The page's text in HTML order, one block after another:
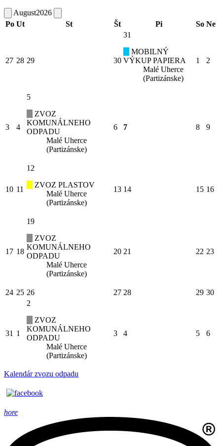
August2026
Po Ut St Št Pi So Ne
27 28 29 30
31
MOBILNÝ
VÝKUP PAPIERA
Malé Uherce
(Partizánske)
1 2
3 4
5
ZVOZ
KOMUNÁLNEHO
ODPADU
Malé Uherce
(Partizánske)
6 7 8 9
10 11
12
ZVOZ PLASTOV
Malé Uherce
(Partizánske)
13 14 15 16
17 18
19
ZVOZ
KOMUNÁLNEHO
ODPADU
Malé Uherce
(Partizánske)
20 21 22 23
24 25 26 27 28 29 30
31 1
2
ZVOZ
KOMUNÁLNEHO
ODPADU
Malé Uherce
(Partizánske)
3 4 5 6
Kalendár zvozu odpadu
hore